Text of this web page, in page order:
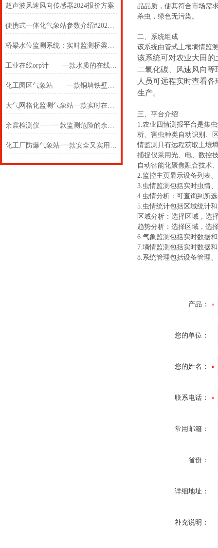
超声波风速风向传感器2024报价方案
便携式一体化气象站参数介绍#2022已更新
桥梁水位监测系统：实时监测桥梁周边水位动态，筑牢汛期通行安全防线
工业在线orp计——一款水质的在线orp仪2024(万象推送)
化工园区气象站——一款铜墙铁壁的防爆监测设备2024(万象推送)
大气网格化监测气象站一款实时在线的大气污染环境监测仪
余震检测仪——一款监测危险的余震监测设备2025(万象推送)
化工厂防爆气象站-一款安全又实用物美价廉的防爆气象仪#2022已更新
品品质，使其符合市场需
杀虫，绿色无污染。
二、系统组成
该系统由管式土壤墒情监
该系统可对农业大田
二氧化碳、风速风向
人员可远程实时查看
生产。
三、平台介绍
1.农业四情测报平台是集
析、害虫种类自动识别、
情监测具有远程获取土壤
捕捉仪采用光、电、数控
自动智能化聚焦融合技术
2.监控主页显示设备列表
3.虫情监测包括实时虫情
4.虫情分析：可查询到所
5.虫情统计包括区域统计
区域分析：选择区域，选
趋势分析：选择区域，选
6.气象监测包括实时数据
7.墒情监测包括实时数据
8.系统管理包括设备管理
产品：
您的单位：
您的姓名：
联系电话：
常用邮箱：
省份：
详细地址：
补充说明：